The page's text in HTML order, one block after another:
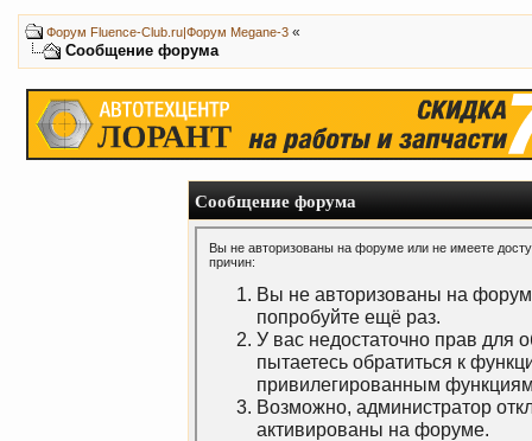
Форум Fluence-Club.ru|Форум Megane-3 «
Сообщение форума
Сообщение форума
Вы не авторизованы на форуме или не имеете
причин:
Вы не авторизованы на
попробуйте ещё раз.
У вас недостаточно прав для
пытаетесь обратиться к
привилегированным
Возможно, администратор
активированы на форуме.